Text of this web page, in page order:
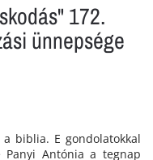
172.
ünnepsége
biblia. E gondolatokkal
Panyi Antónia a tegnap